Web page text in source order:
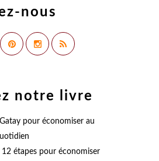
nous
notre livre
étapes pour économiser